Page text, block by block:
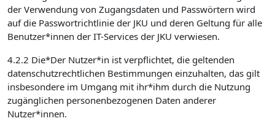
der Verwendung von Zugangsdaten und Passwörtern wird
auf die Passwortrichtlinie der JKU und deren Geltung für alle
Benutzer*innen der IT-Services der JKU verwiesen.
4.2.2 Die*Der Nutzer*in ist verpflichtet, die geltenden
datenschutzrechtlichen Bestimmungen einzuhalten, das gilt
insbesondere im Umgang mit ihr*ihm durch die Nutzung
zugänglichen personenbezogenen Daten anderer
Nutzer*innen.